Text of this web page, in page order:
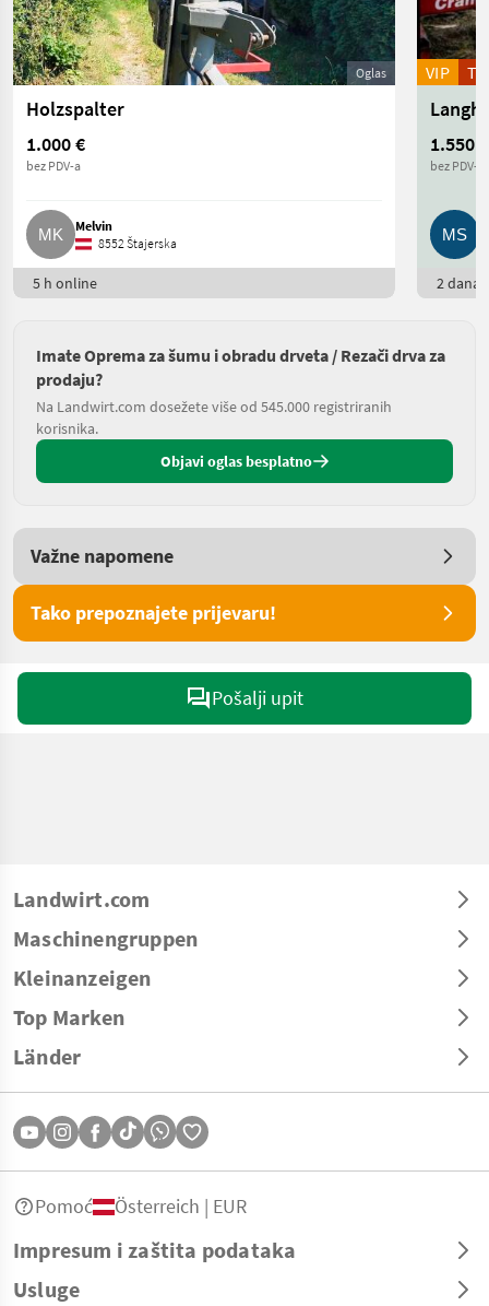
Oglas
Holzspalter
1.000 €
bez PDV-a
Melvin
8552 Štajerska
5 h online
VIP
1.550 €
bez PDV-a
2 dana
Imate Oprema za šumu i obradu drveta / Rezači drva za
prodaju?
Na Landwirt.com dosežete više od 545.000 registriranih
korisnika.
Objavi oglas besplatno
Važne napomene
Tako prepoznajete prijevaru!
Pošalji upit
Landwirt.com
Maschinengruppen
Kleinanzeigen
Top Marken
Länder
Impresum i zaštita podataka
Usluge
Pomoć Österreich | EUR